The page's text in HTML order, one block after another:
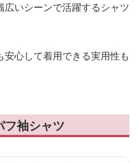
いシーンで活躍するシャツ
心して着用できる実用性も
フ袖シャツ